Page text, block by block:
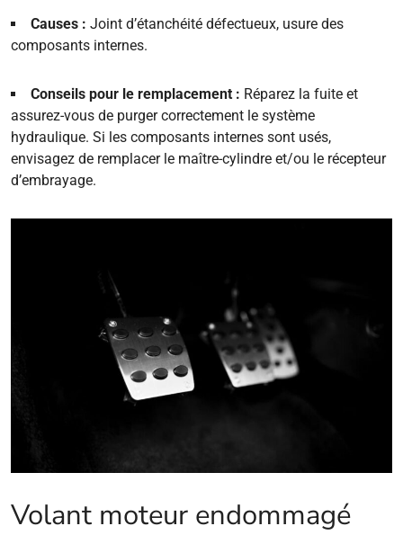
Causes : Joint d’étanchéité défectueux, usure des
composants internes.
Conseils pour le remplacement : Réparez la fuite et
assurez-vous de purger correctement le système
hydraulique. Si les composants internes sont usés,
envisagez de remplacer le maître-cylindre et/ou le récepteur
d’embrayage.
Volant moteur endommagé